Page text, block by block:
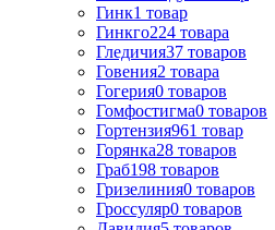
Гинк1 товар
Гинкго224 товара
Гледичия37 товаров
Говения2 товара
Гогерия0 товаров
Гомфостигма0 товаров
Гортензия961 товар
Горянка28 товаров
Граб198 товаров
Гризелиния0 товаров
Гроссуляр0 товаров